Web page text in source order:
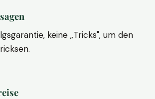
keine „Tricks", um den